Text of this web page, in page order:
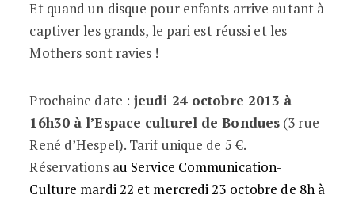
Et quand un disque pour enfants arrive autant à
captiver les grands, le pari est réussi et les
Mothers sont ravies !
Prochaine date : jeudi 24 octobre 2013 à
16h30 à l’Espace culturel de Bondues (3 rue
René d’Hespel). Tarif unique de 5 €.
Réservations au Service Communication-
Culture mardi 22 et mercredi 23 octobre de 8h à